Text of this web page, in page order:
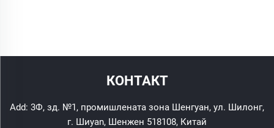
КОНТАКТ
Add: 3Ф, зд. №1, промишлената зона Шенгуан, ул. Шилонг,
г. Шиyan, Шенжен 518108, Китай